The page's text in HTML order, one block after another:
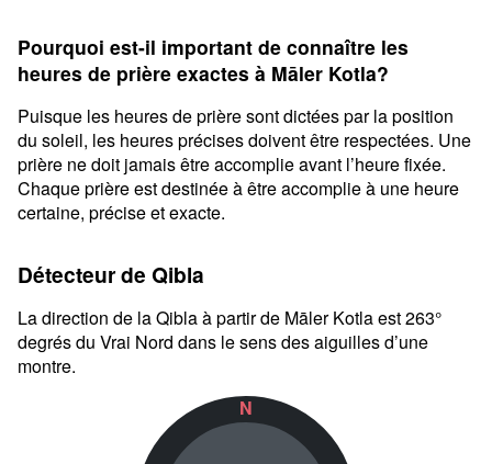
Pourquoi est-il important de connaître les
heures de prière exactes à Māler Kotla?
Puisque les heures de prière sont dictées par la position
du soleil, les heures précises doivent être respectées. Une
prière ne doit jamais être accomplie avant l’heure fixée.
Chaque prière est destinée à être accomplie à une heure
certaine, précise et exacte.
Détecteur de Qibla
La direction de la Qibla à partir de Māler Kotla est 263°
degrés du Vrai Nord dans le sens des aiguilles d’une
montre.
N